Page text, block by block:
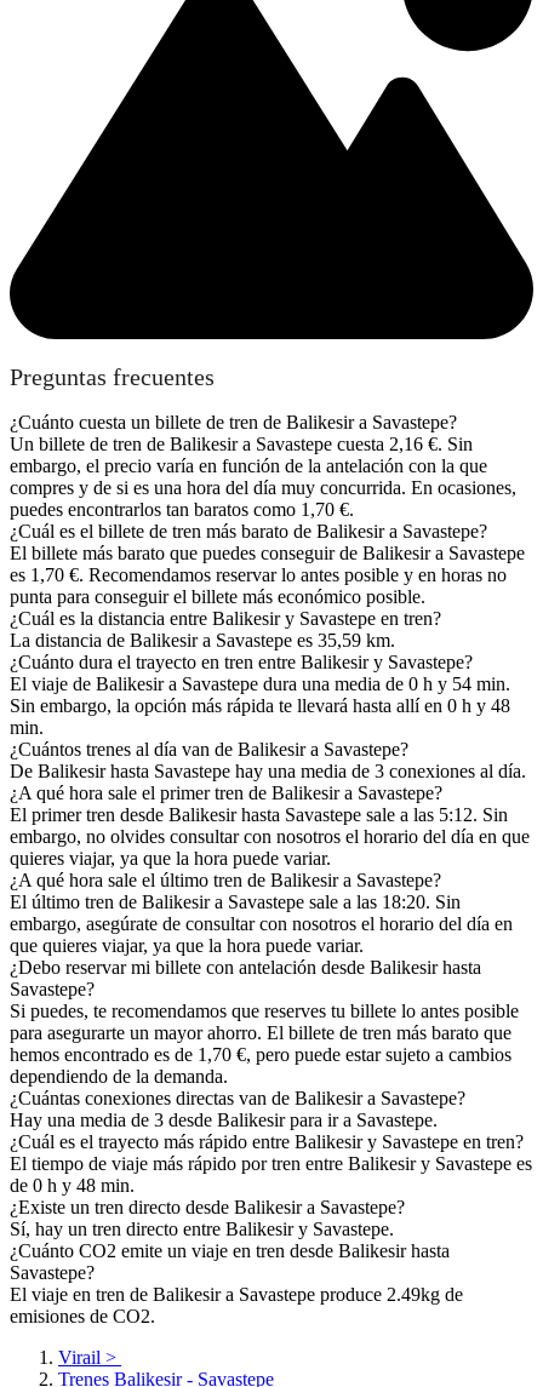
Preguntas frecuentes
¿Cuánto cuesta un billete de tren de Balikesir a Savastepe?
Un billete de tren de Balikesir a Savastepe cuesta 2,16 €. Sin
embargo, el precio varía en función de la antelación con la que
compres y de si es una hora del día muy concurrida. En ocasiones,
puedes encontrarlos tan baratos como 1,70 €.
¿Cuál es el billete de tren más barato de Balikesir a Savastepe?
El billete más barato que puedes conseguir de Balikesir a Savastepe
es 1,70 €. Recomendamos reservar lo antes posible y en horas no
punta para conseguir el billete más económico posible.
¿Cuál es la distancia entre Balikesir y Savastepe en tren?
La distancia de Balikesir a Savastepe es 35,59 km.
¿Cuánto dura el trayecto en tren entre Balikesir y Savastepe?
El viaje de Balikesir a Savastepe dura una media de 0 h y 54 min.
Sin embargo, la opción más rápida te llevará hasta allí en 0 h y 48
min.
¿Cuántos trenes al día van de Balikesir a Savastepe?
De Balikesir hasta Savastepe hay una media de 3 conexiones al día.
¿A qué hora sale el primer tren de Balikesir a Savastepe?
El primer tren desde Balikesir hasta Savastepe sale a las 5:12. Sin
embargo, no olvides consultar con nosotros el horario del día en que
quieres viajar, ya que la hora puede variar.
¿A qué hora sale el último tren de Balikesir a Savastepe?
El último tren de Balikesir a Savastepe sale a las 18:20. Sin
embargo, asegúrate de consultar con nosotros el horario del día en
que quieres viajar, ya que la hora puede variar.
¿Debo reservar mi billete con antelación desde Balikesir hasta
Savastepe?
Si puedes, te recomendamos que reserves tu billete lo antes posible
para asegurarte un mayor ahorro. El billete de tren más barato que
hemos encontrado es de 1,70 €, pero puede estar sujeto a cambios
dependiendo de la demanda.
¿Cuántas conexiones directas van de Balikesir a Savastepe?
Hay una media de 3 desde Balikesir para ir a Savastepe.
¿Cuál es el trayecto más rápido entre Balikesir y Savastepe en tren?
El tiempo de viaje más rápido por tren entre Balikesir y Savastepe es
de 0 h y 48 min.
¿Existe un tren directo desde Balikesir a Savastepe?
Sí, hay un tren directo entre Balikesir y Savastepe.
¿Cuánto CO2 emite un viaje en tren desde Balikesir hasta
Savastepe?
El viaje en tren de Balikesir a Savastepe produce 2.49kg de
emisiones de CO2.
Virail >
Trenes Balikesir - Savastepe